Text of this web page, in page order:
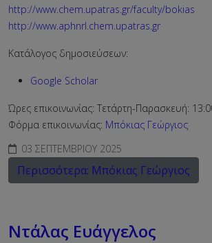
http://www.chem.upatras.gr/faculty/bokias
http://www.aphnrl.chem.upatras.gr
Κατάλογος δημοσιεύσεων:
Google Scholar
Ώρες επικοινωνίας: Τετάρτη-Παρασκευή:
Φόρμα επικοινωνίας: Μπόκιας Γεώργιος
03 ΣΕΠΤΕΜΒΡΊΟΥ 2025
Περισσότερα: Μπόκιας Γεώργιος
Ντάλας Ευάγγελος